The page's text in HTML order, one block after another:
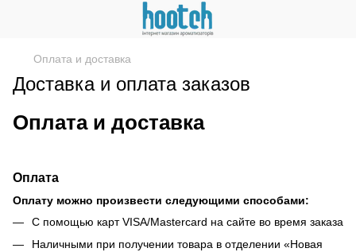
Оплата и доставка
Доставка и оплата заказов
Оплата и доставка
Оплата
Оплату можно произвести следующими способами:
С помощью карт VISA/Mastercard на сайте во время заказа
Наличными при получении товара в отделении «Новая